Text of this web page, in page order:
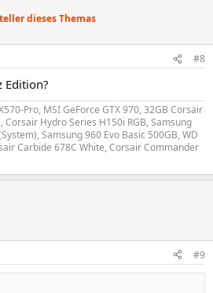
dieses Themas
#8
Edition?
Pro, MSI GeForce GTX 970, 32GB Corsair
Corsair Hydro Series H150i RGB, Samsung
Samsung 960 Evo Basic 500GB, WD
Carbide 678C White, Corsair Commander
#9